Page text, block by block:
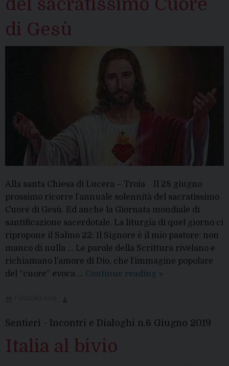
del sacratissimo Cuore
di Gesù
Alla santa Chiesa di Lucera – Troia Il 28 giugno
prossimo ricorre l’annuale solennità del sacratissimo
Cuore di Gesù. Ed anche la Giornata mondiale di
santificazione sacerdotale. La liturgia di quel giorno ci
ripropone il Salmo 22: Il Signore è il mio pastore: non
manco di nulla … Le parole della Scrittura rivelano e
richiamano l’amore di Dio, che l’immagine popolare
del “cuore” evoca … Continue reading Avviso
del
»
Sentieri - Incontri e Dialoghi n.6 Giugno 2019
Italia al bivio